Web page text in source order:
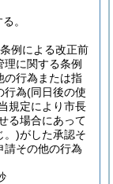
。
例による改正前
に関する条例
の行為または指
行為(同日後の使
規定により市長
る場合にあって
。)がした承認そ
請その他の行為